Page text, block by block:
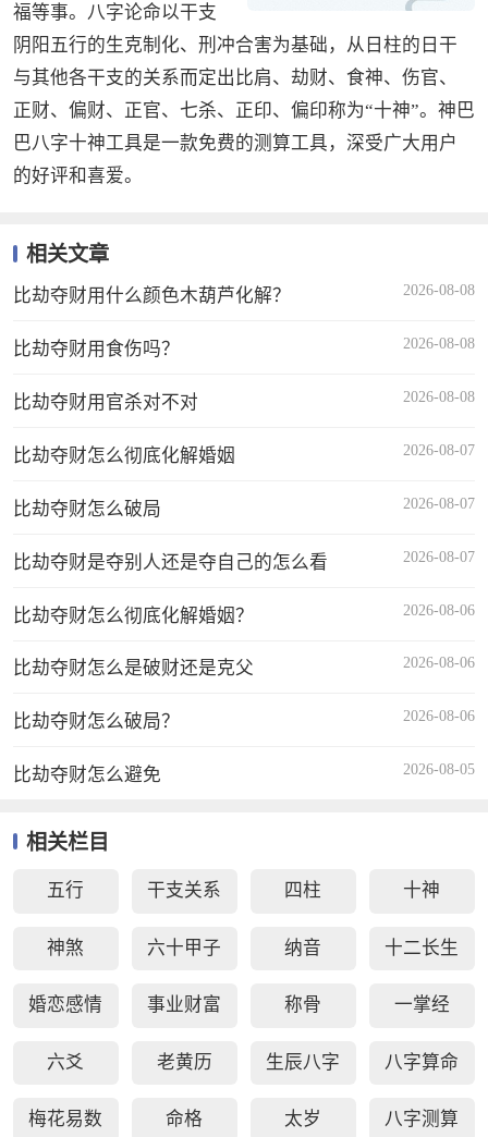
福等事。八字论命以干支
阴阳五行的生克制化、刑冲合害为基础，从日柱的日干
与其他各干支的关系而定出比肩、劫财、食神、伤官、
正财、偏财、正官、七杀、正印、偏印称为“十神”。神巴
巴八字十神工具是一款免费的测算工具，深受广大用户
的好评和喜爱。
相关文章
比劫夺财用什么颜色木葫芦化解？ 2026-08-08
比劫夺财用食伤吗？ 2026-08-08
比劫夺财用官杀对不对 2026-08-08
比劫夺财怎么彻底化解婚姻 2026-08-07
比劫夺财怎么破局 2026-08-07
比劫夺财是夺别人还是夺自己的怎么看 2026-08-07
比劫夺财怎么彻底化解婚姻？ 2026-08-06
比劫夺财怎么是破财还是克父 2026-08-06
比劫夺财怎么破局？ 2026-08-06
比劫夺财怎么避免 2026-08-05
相关栏目
五行 干支关系 四柱 十神
神煞 六十甲子 纳音 十二长生
婚恋感情 事业财富 称骨 一掌经
六爻 老黄历 生辰八字 八字算命
梅花易数 命格 太岁 八字测算